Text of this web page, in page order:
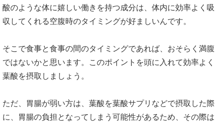
酸のような体に嬉しい働きを持つ成分は、体内に効率よく吸
収してくれる空腹時のタイミングが好ましいんです。
そこで食事と食事の間のタイミングであれば、おそらく満腹
ではないかと思います。このポイントを頭に入れて効率よく
葉酸を摂取しましょう。
ただ、胃腸が弱い方は、葉酸を葉酸サプリなどで摂取した際
に、胃腸の負担となってしまう可能性があるため、その際は